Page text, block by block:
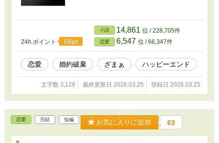
24h.ポイント 56pt
小説 14,861 位 / 228,705件
恋愛 6,547 位 / 66,347件
恋愛 婚約破棄 ざまぁ ハッピーエンド
文字数 3,128 最終更新日 2026.03.25 登録日 2026.03.25
恋愛 完結 短編 お気に入りに追加 63